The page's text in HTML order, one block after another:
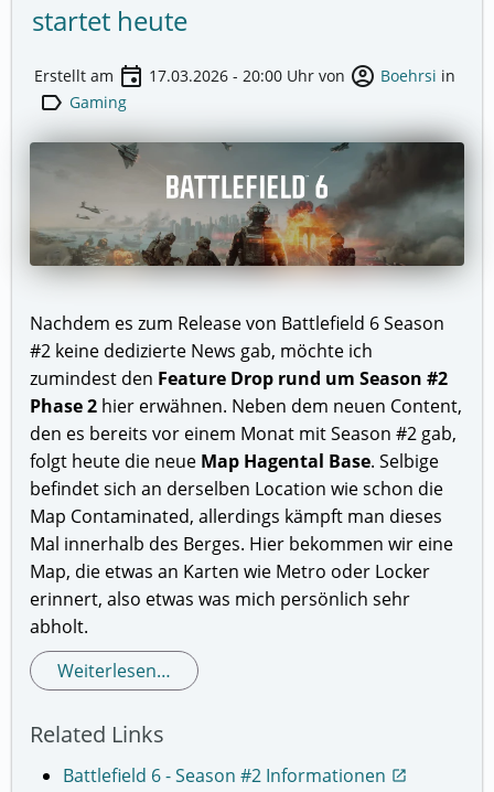
startet heute
Erstellt am event 17.03.2026 - 20:00 Uhr von account_circle Boehrsi in
label Gaming
Nachdem es zum Release von Battlefield 6 Season
#2 keine dedizierte News gab, möchte ich
zumindest den Feature Drop rund um Season #2
Phase 2 hier erwähnen. Neben dem neuen Content,
den es bereits vor einem Monat mit Season #2 gab,
folgt heute die neue Map Hagental Base. Selbige
befindet sich an derselben Location wie schon die
Map Contaminated, allerdings kämpft man dieses
Mal innerhalb des Berges. Hier bekommen wir eine
Map, die etwas an Karten wie Metro oder Locker
erinnert, also etwas was mich persönlich sehr
abholt.
Weiterlesen…
Related Links
Battlefield 6 - Season #2 Informationen open_in_new